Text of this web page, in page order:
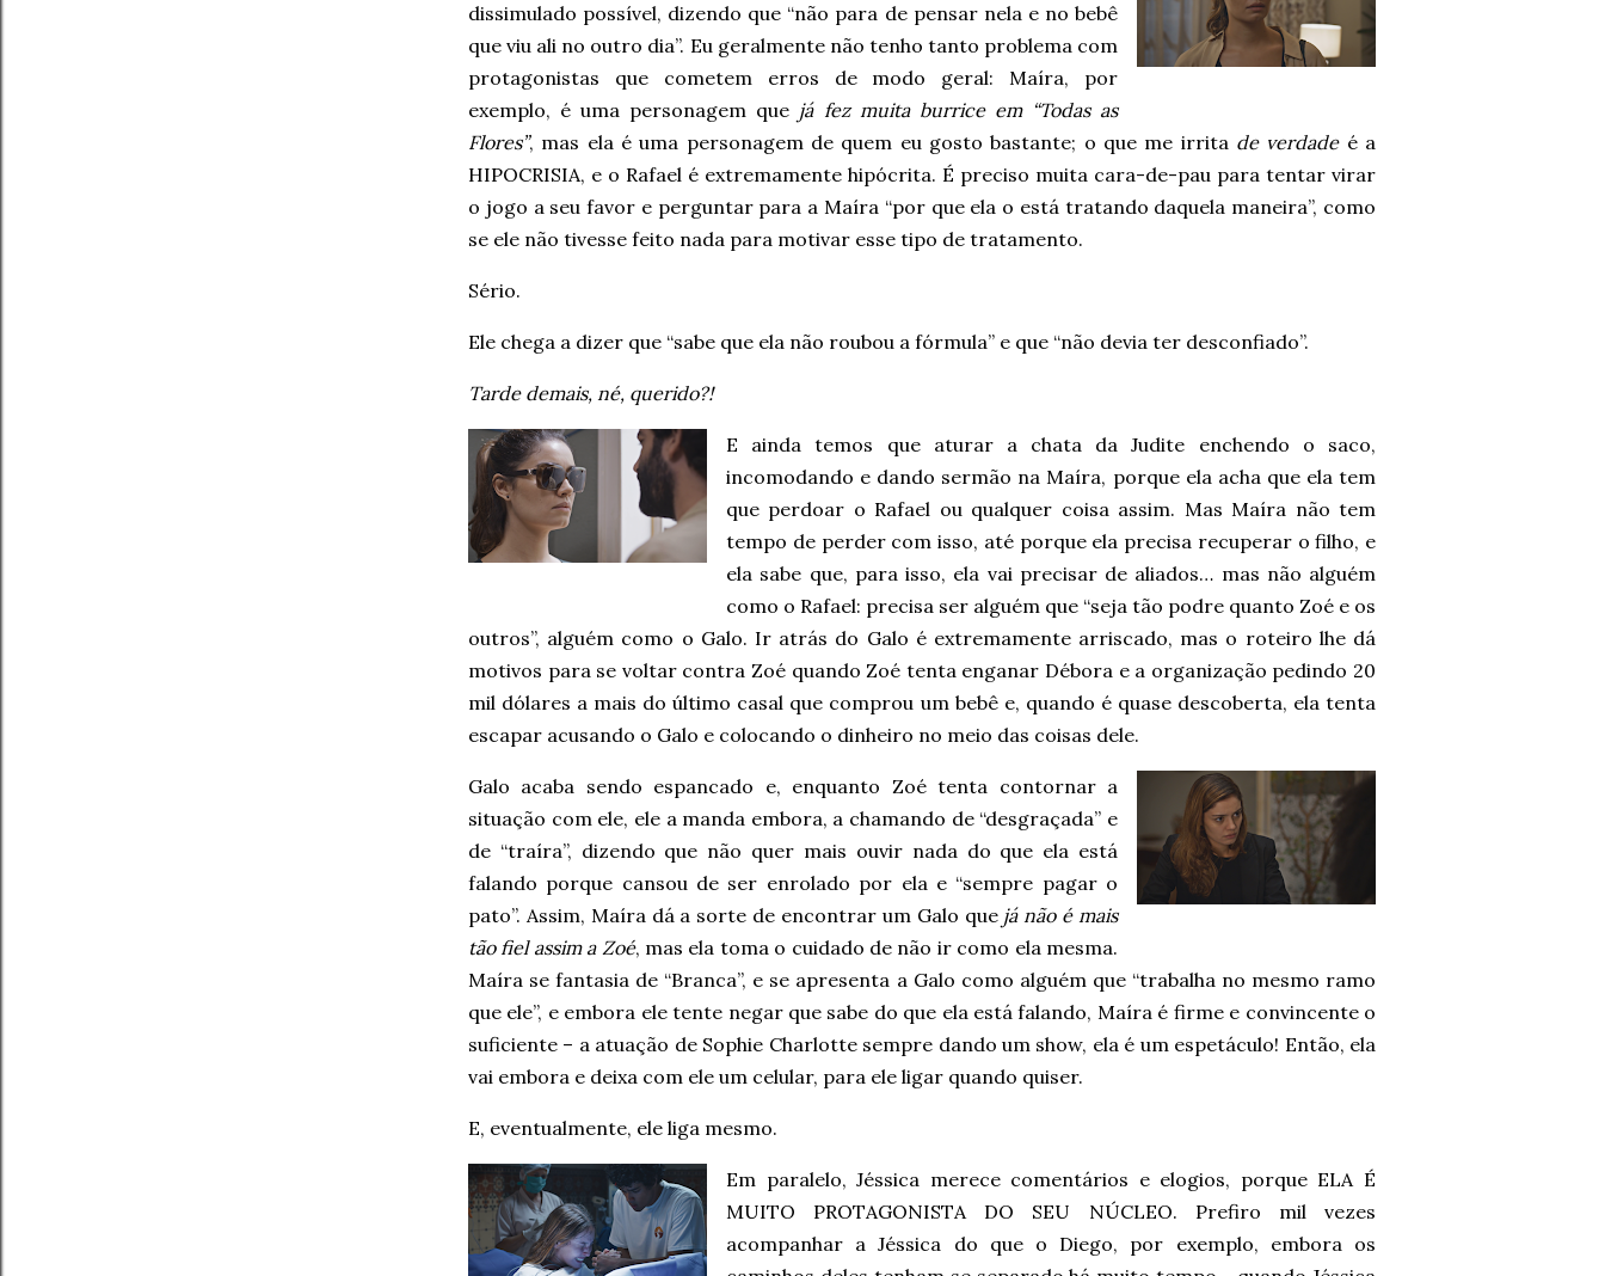
dissimulado possível, dizendo que “não para de pensar nela e no bebê
que viu ali no outro dia”. Eu geralmente não tenho tanto problema com
protagonistas que cometem erros de modo geral: Maíra, por
exemplo, é uma personagem que já fez muita burrice em “Todas as
Flores”, mas ela é uma personagem de quem eu gosto bastante; o que me irrita de verdadeé a
HIPOCRISIA, e o Rafael é extremamente hipócrita. É preciso muita cara-de-pau para tentar virar
o jogo a seu favor e perguntar para a Maíra “por que ela o está tratando daquela maneira”, como
se ele não tivesse feito nada para motivar esse tipo de tratamento.
Sério.
Ele chega a dizer que “sabe que ela não roubou a fórmula” e que “não devia ter desconfiado”.
Tarde demais, né, querido?!
E ainda temos que aturar a chata da Judite enchendo o saco,
incomodando e dando sermão na Maíra, porque ela acha que ela tem
que perdoar o Rafael ou qualquer coisa assim. Mas Maíra não tem
tempo de perder com isso, até porque ela precisa recuperar o filho, e
ela sabe que, para isso, ela vai precisar de aliados… mas não alguém
como o Rafael: precisa ser alguém que “seja tão podre quanto Zoé e os
outros”, alguém como o Galo. Ir atrás do Galo é extremamente arriscado, mas o roteiro lhe dá
motivos para se voltar contra Zoé quando Zoé tenta enganar Débora e a organização pedindo 20
mil dólares a mais do último casal que comprou um bebê e, quando é quase descoberta, ela tenta
escapar acusando o Galo e colocando o dinheiro no meio das coisas dele.
Galo acaba sendo espancado e, enquanto Zoé tenta contornar a
situação com ele, ele a manda embora, a chamando de “desgraçada” e
de “traíra”, dizendo que não quer mais ouvir nada do que ela está
falando porque cansou de ser enrolado por ela e “sempre pagar o
pato”. Assim, Maíra dá a sorte de encontrar um Galo que já não é mais
tão fiel assim a Zoé, mas ela toma o cuidado de não ir como ela mesma.
Maíra se fantasia de “Branca”, e se apresenta a Galo como alguém que “trabalha no mesmo ramo
que ele”, e embora ele tente negar que sabe do que ela está falando, Maíra é firme e convincente o
suficiente – a atuação de Sophie Charlotte sempre dando um show, ela é um espetáculo! Então, ela
vai embora e deixa com ele um celular, para ele ligar quando quiser.
E, eventualmente, ele liga mesmo.
Em paralelo, Jéssica merece comentários e elogios, porque ELA É
MUITO PROTAGONISTA DO SEU NÚCLEO. Prefiro mil vezes
acompanhar a Jéssica do que o Diego, por exemplo, embora os